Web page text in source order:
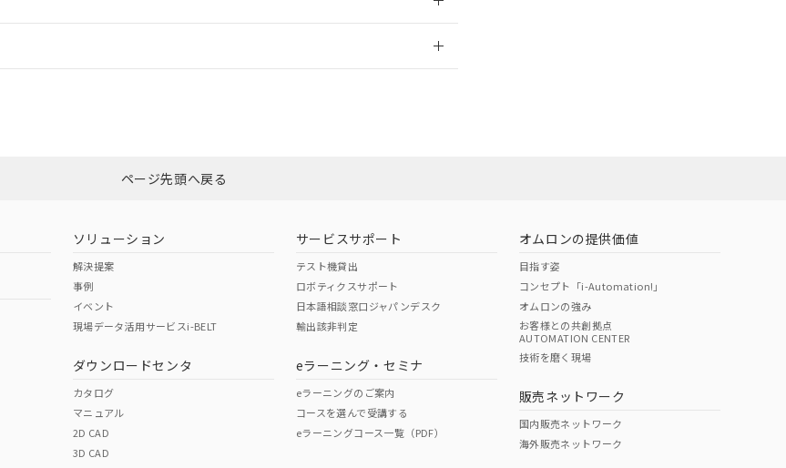
ダウンロードはこちら
O O
（日本
（アメリカ
この製品の規格認証/適合状況ページへ
その他の認証はこちらのページからご検索ください
ページ先頭へ戻る
ソリューション
解決提案
事例
イベント
現場データ活用サービスi-BELT
ダウンロードセンタ
カタログ
マニュアル
2D CAD
3D CAD
サービスサポート
テスト機貸出
ロボティクスサポート
日本語相談窓口ジャパンデスク
輸出該非判定
eラーニング・セミナ
eラーニングのご案内
コースを選んで受講する
eラーニングコース一覧（PDF）
オムロンの提供価値
目指す姿
コンセプト「i-Automation!」
オムロンの強み
お客様との共創拠点
AUTOMATION CENTER
技術を磨く現場
販売ネットワーク
国内販売ネットワーク
海外販売ネットワーク